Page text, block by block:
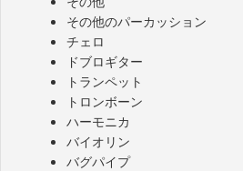
その他のパーカッション
チェロ
ドブロギター
トランペット
トロンボーン
ハーモニカ
バイオリン
バグパイプ